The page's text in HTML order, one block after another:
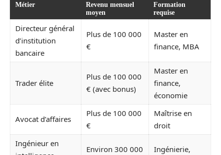
Métier
Revenu mensuel
moyen
Formation
requise
Directeur général
d’institution
bancaire
Plus de 100 000
€
Master en
finance, MBA
Trader élite
Plus de 100 000
€ (avec bonus)
Master en
finance,
économie
Avocat d’affaires
Plus de 100 000
€
Maîtrise en
droit
Ingénieur en
Environ 300 000 Ingénierie,